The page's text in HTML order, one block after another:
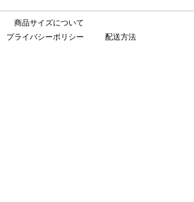
商品サイズについて
プライバシーポリシー 配送方法